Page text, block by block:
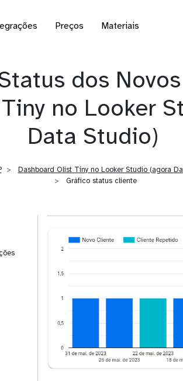
Preços Materiais
dos
no Looker
Data Studio)
Dashboard Olist Tiny no Looker Studio (agora
Gráfico status cliente